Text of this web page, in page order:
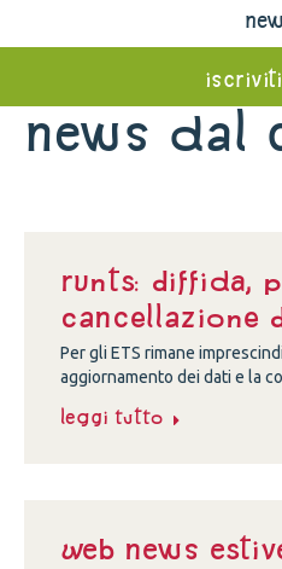
News dal
Runts: diffida,
cancellazione
Per gli ETS rimane
aggiornamento dei dati e la
Leggi tutto
Web news